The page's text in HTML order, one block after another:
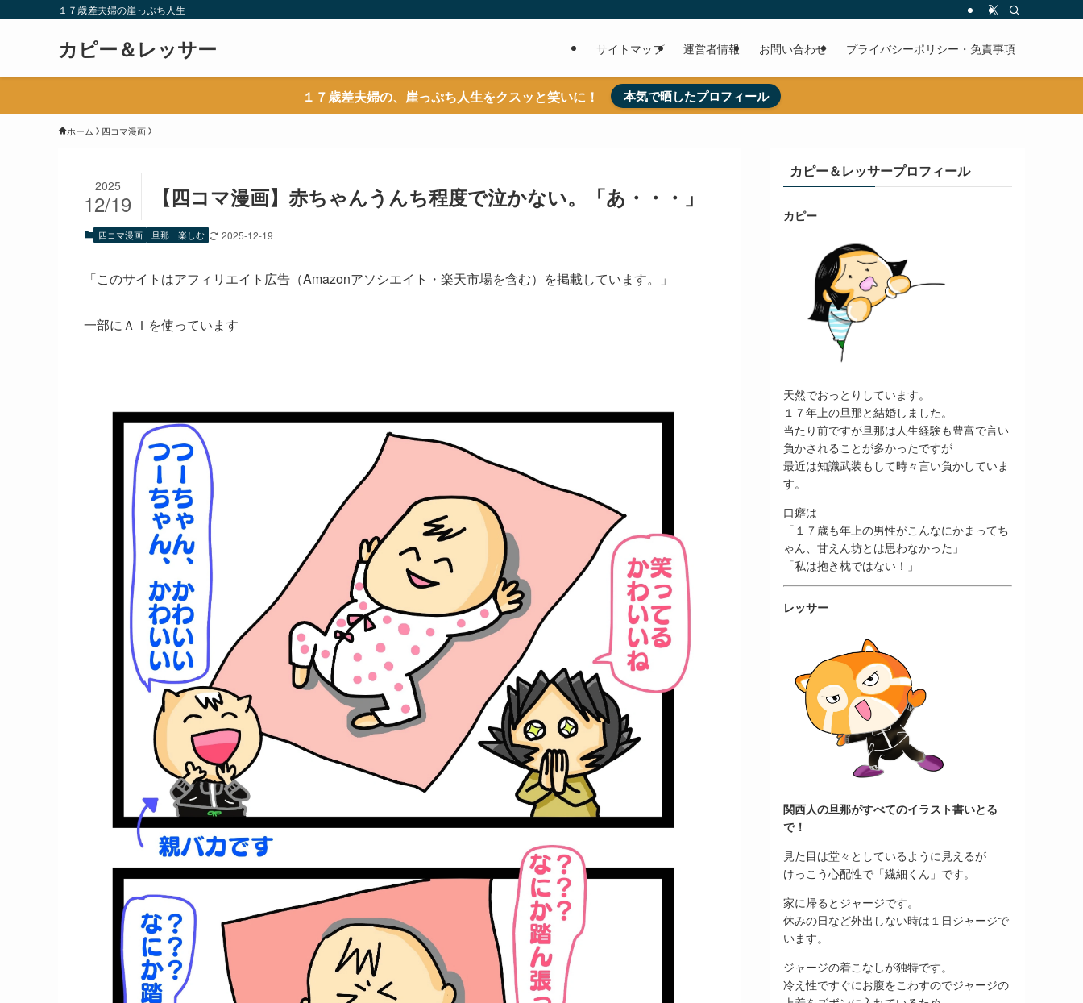
１７歳差夫婦の崖っぷち人生
カピー＆レッサー サイトマップ 運営者情報 お問い合わせ プライバシーポリシー・免責事項
１７歳差夫婦の、崖っぷち人生をクスッと笑いに！ 本気で晒したプロフィール
ホーム 四コマ漫画
【四コマ漫画】赤ちゃんうんち程度で泣かない。「あ・・・」
2025
12/19
四コマ漫画 旦那 楽しむ 2025-12-19
「このサイトはアフィリエイト広告（Amazonアソシエイト・楽天市場を含む）を掲載しています。」
一部にＡＩを使っています
カピー＆レッサープロフィール
カピー
天然でおっとりしています。
１７年上の旦那と結婚しました。
当たり前ですが旦那は人生経験も豊富で言い
負かされることが多かったですが
最近は知識武装もして時々言い負かしていま
す。
口癖は
「１７歳も年上の男性がこんなにかまってち
ゃん、甘えん坊とは思わなかった」
「私は抱き枕ではない！」
レッサー
関西人の旦那がすべてのイラスト書いとる
で！
見た目は堂々としているように見えるが
けっこう心配性で「繊細くん」です。
家に帰るとジャージです。
休みの日など外出しない時は１日ジャージで
います。
ジャージの着こなしが独特です。
冷え性ですぐにお腹をこわすのでジャージの